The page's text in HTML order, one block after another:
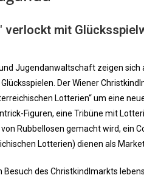
verlockt mit
Jugendanwaltschaft zeigen
Der Wiener
Lotterien“ um eine
Figuren, eine Tribüne mit
Rubbellosen gemacht wird, ein
Lotterien) dienen als
Besuch des Christkindlmarkts